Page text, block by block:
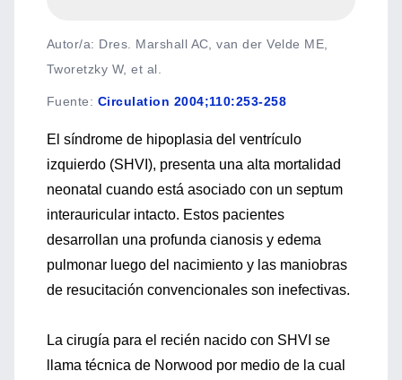
Autor/a: Dres. Marshall AC, van der Velde ME,
Tworetzky W, et al.
Fuente: Circulation 2004;110:253-258
El síndrome de hipoplasia del ventrículo
izquierdo (SHVI), presenta una alta mortalidad
neonatal cuando está asociado con un septum
interauricular intacto. Estos pacientes
desarrollan una profunda cianosis y edema
pulmonar luego del nacimiento y las maniobras
de resucitación convencionales son inefectivas.
La cirugía para el recién nacido con SHVI se
llama técnica de Norwood por medio de la cual